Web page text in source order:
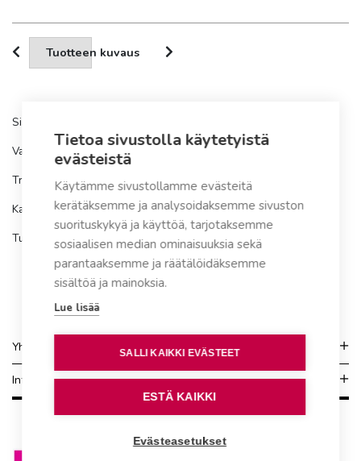
Tuotteen kuvaus
Sisältää letkut 1,2 m ja 2 m.
Varaosa sopii seuraaviin tuotemalleihin:
Trio
Kaivopuhdistamo
Tuotenumero
40580027
Yhteydenotto
Info
Tietoa sivustolla käytetyistä
evästeistä
Käytämme sivustollamme evästeitä
kerätäksemme ja analysoidaksemme sivuston
suorituskykyä ja käyttöä, tarjotaksemme
sosiaalisen median ominaisuuksia sekä
parantaaksemme ja räätälöidäksemme
sisältöä ja mainoksia.
Lue lisää
SALLI KAIKKI EVÄSTEET
ESTÄ KAIKKI
Evästeasetukset